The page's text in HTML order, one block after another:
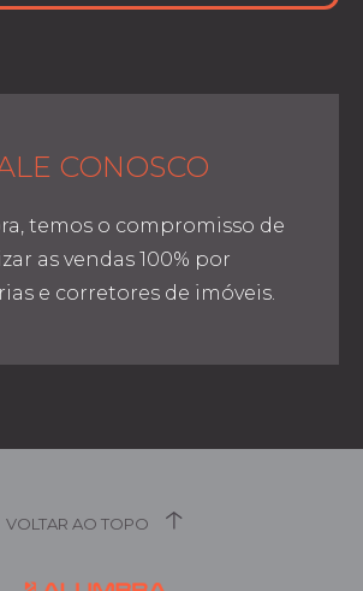
CONOSCO
temos o compromisso de
as vendas 100% por
e corretores de imóveis.
VOLTAR AO TOPO